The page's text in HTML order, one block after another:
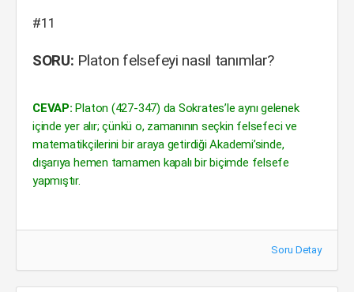
#11
SORU: Platon felsefeyi nasıl tanımlar?
CEVAP: Platon (427-347) da Sokrates’le aynı gelenek
içinde yer alır; çünkü o, zamanının seçkin felsefeci ve
matematikçilerini bir araya getirdiği Akademi’sinde,
dışarıya hemen tamamen kapalı bir biçimde felsefe
yapmıştır.
Soru Detay